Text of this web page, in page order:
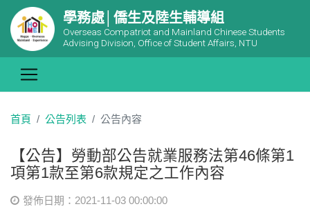
學務處│僑生及陸生輔導組
Overseas Compatriot and Mainland Chinese Students
Advising Division, Office of Student Affairs, NTU
首頁 公告列表 公告內容
【公告】勞動部公告就業服務法第46條第1
項第1款至第6款規定之工作內容
發佈日期：2021-11-03 00:00:00